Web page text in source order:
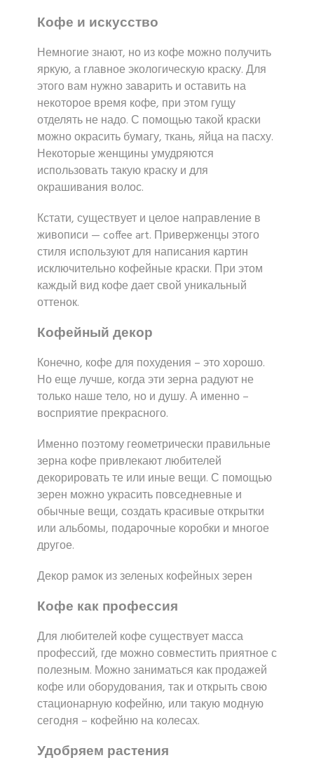
Кофе и искусство
Немногие знают, но из кофе можно получить
яркую, а главное экологическую краску. Для
этого вам нужно заварить и оставить на
некоторое время кофе, при этом гущу
отделять не надо. С помощью такой краски
можно окрасить бумагу, ткань, яйца на пасху.
Некоторые женщины умудряются
использовать такую краску и для
окрашивания волос.
Кстати, существует и целое направление в
живописи — coffee art. Приверженцы этого
стиля используют для написания картин
исключительно кофейные краски. При этом
каждый вид кофе дает свой уникальный
оттенок.
Кофейный декор
Конечно, кофе для похудения – это хорошо.
Но еще лучше, когда эти зерна радуют не
только наше тело, но и душу. А именно –
восприятие прекрасного.
Именно поэтому геометрически правильные
зерна кофе привлекают любителей
декорировать те или иные вещи. С помощью
зерен можно украсить повседневные и
обычные вещи, создать красивые открытки
или альбомы, подарочные коробки и многое
другое.
Декор рамок из зеленых кофейных зерен
Кофе как профессия
Для любителей кофе существует масса
профессий, где можно совместить приятное с
полезным. Можно заниматься как продажей
кофе или оборудования, так и открыть свою
стационарную кофейню, или такую модную
сегодня – кофейню на колесах.
Удобряем растения